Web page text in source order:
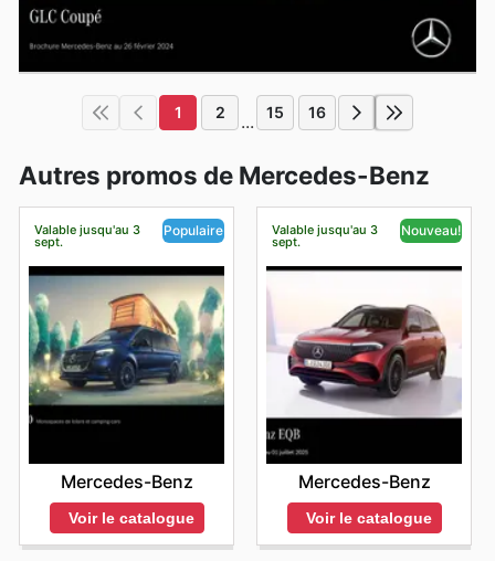
1 2 ... 15 16
Autres promos de Mercedes-Benz
Valable jusqu'au 3
sept.
Populaire
Mercedes-Benz
Voir le catalogue
Valable jusqu'au 3
sept.
Nouveau!
Mercedes-Benz
Voir le catalogue